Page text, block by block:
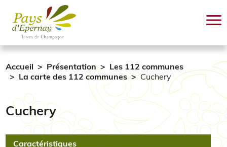
Accueil Présentation
Les 112 communes
La carte des 112 communes
Cuchery
Cuchery
Caractéristiques